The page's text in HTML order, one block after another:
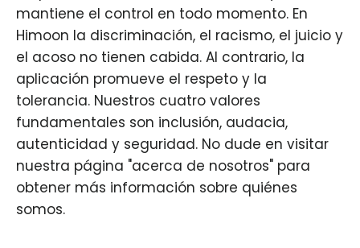
mantiene el control en todo momento. En
Himoon la discriminación, el racismo, el juicio y
el acoso no tienen cabida. Al contrario, la
aplicación promueve el respeto y la
tolerancia. Nuestros cuatro valores
fundamentales son inclusión, audacia,
autenticidad y seguridad. No dude en visitar
nuestra página "acerca de nosotros" para
obtener más información sobre quiénes
somos.